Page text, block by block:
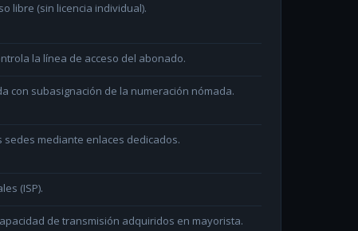
libre (sin licencia individual).
la línea de acceso del abonado.
con subasignación de la numeración nómada.
sedes mediante enlaces dedicados.
(ISP).
de transmisión adquiridos en mayorista.